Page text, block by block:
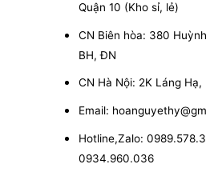
Quận 10 (Kho sỉ, lẻ)
CN Biên hòa: 380
BH, ĐN
CN Hà Nội: 2K Láng
Email:
Hotline,Zalo:
0934.960.036